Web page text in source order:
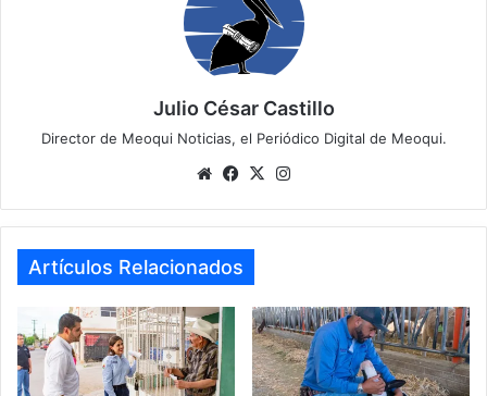
Julio César Castillo
Director de Meoqui Noticias, el Periódico Digital de Meoqui.
We
te
Fa
bo
ok
X
ra
Artículos Relacionados